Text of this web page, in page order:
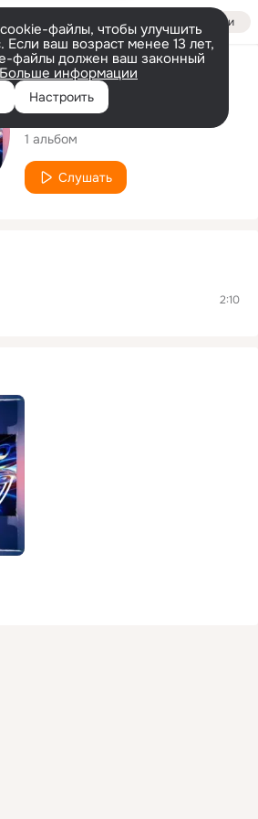
Войти
файлы, чтобы улучшить
Если ваш возраст менее 13 лет,
файлы должен ваш законный
Больше информации
Настроить
Исполнитель
Les Crocker
1 альбом
Слушать
2:10